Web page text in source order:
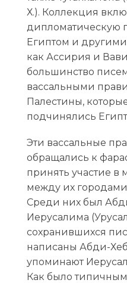
Х.). Коллекция
дипломатическую
Египтом и
как Ассирия и
большинство
вассальными
Палестины,
подчинялись
Эти вассальные
обращались к
принять участие в
между их
Среди них был
Иерусалима
сохранившихся
написаны Абди-
упоминают
Как было